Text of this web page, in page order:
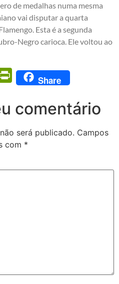
de medalhas numa mesma
vai disputar a quarta
Esta é a segunda
Negro carioca. Ele voltou ao
PrintFriendly
Share
comentário
será publicado. Campos
com *